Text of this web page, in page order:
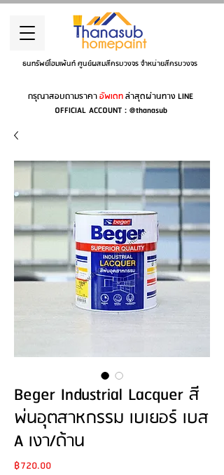
ธนทรัพย์โฮมเพ้นท์ ศูนย์ผสมสีครบวงจร จำหน่ายสีครบวงจร
กรุณาสอบถามราคาอัพเดทล่าสุดผ่านทาง LINE
OFFICIAL ACCOUNT : @thanasub
Beger Industrial Lacquer สี
พ่นอุตสาหกรรม เบเยอร์ เบส
A เงา/ด้าน
฿720.00Price